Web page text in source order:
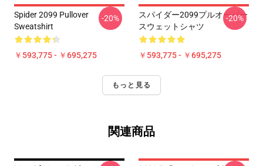
Spider 2099 Pullover
Sweatshirt
￥593,775 - ￥695,275
-20%
スパイダー2099プルオーバー
スウェットシャツ
￥593,775 - ￥695,275
-20%
もっと見る
関連商品